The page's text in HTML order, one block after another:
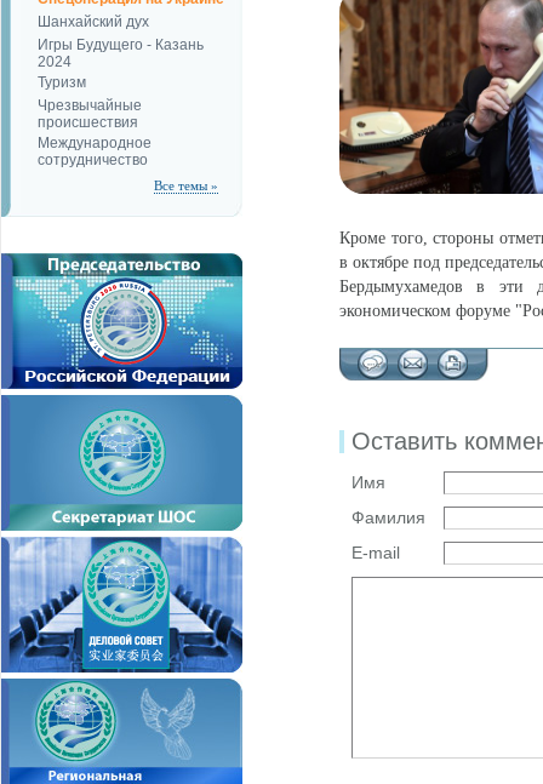
Шанхайский дух
Игры Будущего - Казань
2024
Туризм
Чрезвычайные
происшествия
Международное
сотрудничество
Все темы »
Кроме того, стороны
в октябре под
Бердымухамедов в эти
экономическом форуме
Оставить
Имя
Фамилия
E-mail